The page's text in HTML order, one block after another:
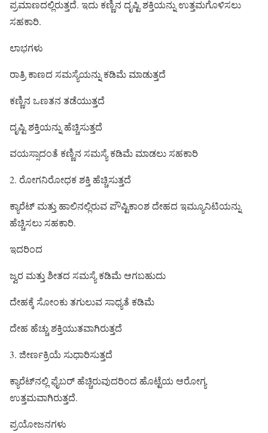
ಪ್ರಮಾಣದಲ್ಲಿರುತ್ತದೆ. ಇದು ಕಣ್ಣಿನ ದೃಷ್ಟಿ ಶಕ್ತಿಯನ್ನು ಉತ್ತಮಗೊಳಿಸಲು
ಸಹಕಾರಿ.
ಲಾಭಗಳು
ರಾತ್ರಿ ಕಾಣದ ಸಮಸ್ಯೆಯನ್ನು ಕಡಿಮೆ ಮಾಡುತ್ತದೆ
ಕಣ್ಣಿನ ಒಣತನ ತಡೆಯುತ್ತದೆ
ದೃಷ್ಟಿ ಶಕ್ತಿಯನ್ನು ಹೆಚ್ಚಿಸುತ್ತದೆ
ವಯಸ್ಸಾದಂತೆ ಕಣ್ಣಿನ ಸಮಸ್ಯೆ ಕಡಿಮೆ ಮಾಡಲು ಸಹಕಾರಿ
2. ರೋಗನಿರೋಧಕ ಶಕ್ತಿ ಹೆಚ್ಚಿಸುತ್ತದೆ
ಕ್ಯಾರೆಟ್ ಮತ್ತು ಹಾಲಿನಲ್ಲಿರುವ ಪೌಷ್ಟಿಕಾಂಶ ದೇಹದ ಇಮ್ಯೂನಿಟಿಯನ್ನು
ಹೆಚ್ಚಿಸಲು ಸಹಕಾರಿ.
ಇದರಿಂದ
ಜ್ವರ ಮತ್ತು ಶೀತದ ಸಮಸ್ಯೆ ಕಡಿಮೆ ಆಗಬಹುದು
ದೇಹಕ್ಕೆ ಸೋಂಕು ತಗುಲುವ ಸಾಧ್ಯತೆ ಕಡಿಮೆ
ದೇಹ ಹೆಚ್ಚು ಶಕ್ತಿಯುತವಾಗಿರುತ್ತದೆ
3. ಜೀರ್ಣಕ್ರಿಯೆ ಸುಧಾರಿಸುತ್ತದೆ
ಕ್ಯಾರೆಟ್‌ನಲ್ಲಿ ಫೈಬರ್ ಹೆಚ್ಚಿರುವುದರಿಂದ ಹೊಟ್ಟೆಯ ಆರೋಗ್ಯ
ಉತ್ತಮವಾಗಿರುತ್ತದೆ.
ಪ್ರಯೋಜನಗಳು